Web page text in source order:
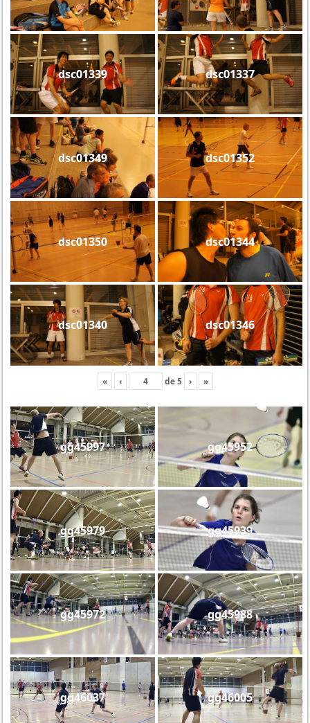
dsc01339 dsc01337
dsc01349 dsc01352
dsc01350 dsc01344
dsc01340 dsc01346
« ‹ de5 › »
gg45997 gg45952
gg45979 gg45939
gg45972 gg45988
gg46037 gg46005